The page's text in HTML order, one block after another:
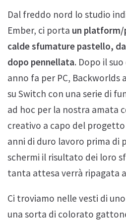
Dal freddo nord lo studio
Ember, ci porta un platform/
calde sfumature pastello,
dopo pennellata. Dopo il
anno fa per PC,
su Switch con una serie di
ad hoc per la nostra amata
creativo a capo del
anni di duro lavoro prima di
schermi il risultato dei loro
tanta attesa verrà ripagata
Ci troviamo nelle vesti di
una sorta di colorato